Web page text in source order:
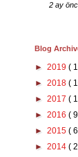
2 ay
Blog
► 2019 (
► 2018 (
► 2017 (
► 2016 (
► 2015 (
► 2014 (